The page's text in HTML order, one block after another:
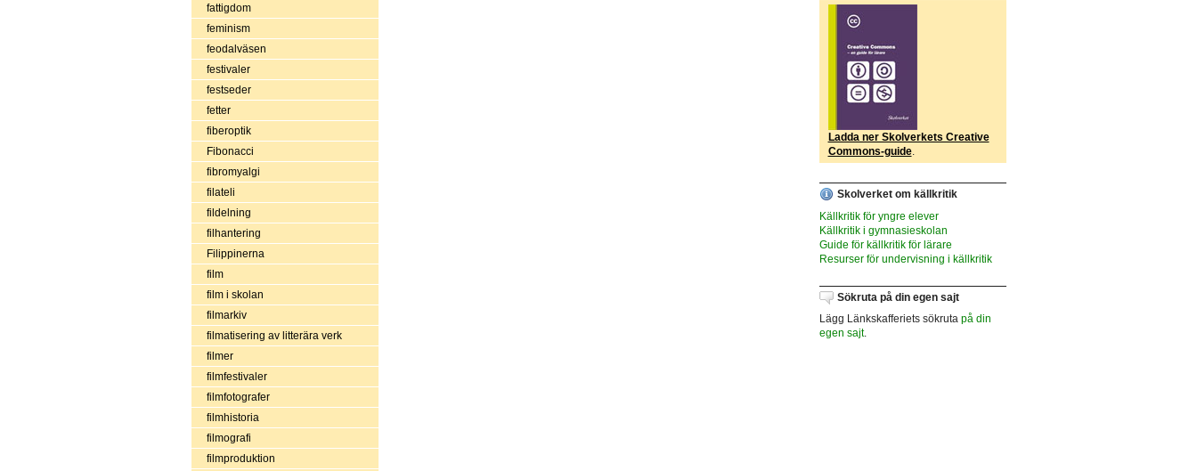
fattigdom
feminism
feodalväsen
festivaler
festseder
fetter
fiberoptik
Fibonacci
fibromyalgi
filateli
fildelning
filhantering
Filippinerna
film
film i skolan
filmarkiv
filmatisering av litterära verk
filmer
filmfestivaler
filmfotografer
filmhistoria
filmografi
filmproduktion
Ladda ner Skolverkets Creative
Commons-guide.
Skolverket om källkritik
Källkritik för yngre elever
Källkritik i gymnasieskolan
Guide för källkritik för lärare
Resurser för undervisning i källkritik
Sökruta på din egen sajt
Lägg Länkskafferiets sökruta på din
egen sajt.